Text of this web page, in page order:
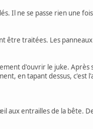
Il ne se passe rien une
être traitées. Les
d'ouvrir le juke.
en tapant dessus, c'est
aux entrailles de la bête.